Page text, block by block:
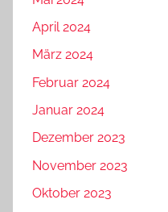
April 2024
März 2024
Februar 2024
Januar 2024
Dezember 2023
November 2023
Oktober 2023